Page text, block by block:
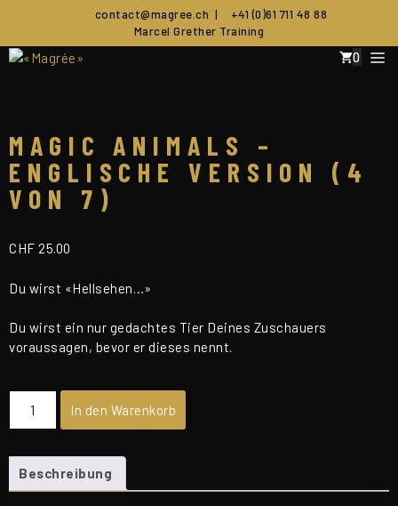
springen
contact@magree.ch |
+41 (0)61 711 48 88
Marcel Grether Training
0
MAGIC ANIMALS –
ENGLISCHE VERSION (4
VON 7)
CHF 25.00
Du wirst «Hellsehen…»
Du wirst ein nur gedachtes Tier Deines Zuschauers
voraussagen, bevor er dieses nennt.
Animals
Englische
Version
(4
In den Warenkorb
Beschreibung